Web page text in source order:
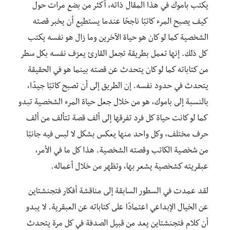
يكتب باموك في هذا المقال ذاته، أكثر من بضع مرات حول
كيف يصبح المرء كاتبًا ناجحًا عندما يستطيع أن يخبر قصته
الشخصية كما لو كان هو حياة الآخرين وما زال هو نفسه يكتب
كل ذلك. إنها تعمل بطريقة تجعل القارئ يعرّف نفسه بكل سطر
من كتاباته كما لو كان يتحدث عن قصته بينما هو في الحقيقة
يتحدث في حدود نفسه. إن الطريق إلى أن تصبح كاتبًا جيدًا،
بالنسبة إلى باموك، هو من خلال جعل حياة المرء الشخصية تبدو
كما لو كانت حياة كل فرد تفرقها إلى ألف قصة تتألف من ألف
حرف مختلف، وكل واحد منها يعكس بشكل لا لبس فيه جانبًا
من شخصية الكاتب وقصته الشخصية. هذا كل ما في الأمر،
عبقريته كشخصية يشعر بها، وتظهر من خلال أعماله.
لقد عمدت في السطور السابقة إلى مناقشة أفكار فتجنشتاين
عن الخيال الإبداعي اعتمادًا على كتاباته عن العبقرية. لا يبدو
أن كلام فتجنشتاين يعد من قبيل الصدفة في كل مرة يتحدث